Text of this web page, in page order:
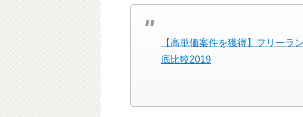
【高単価案件を獲得】フリーラ
底比較2019